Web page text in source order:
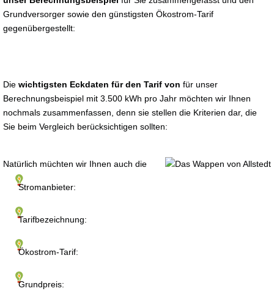
Grundversorger sowie den günstigsten Ökostrom-Tarif
gegenübergestellt:
Die wichtigsten Eckdaten für den Tarif von für unser
Berechnungsbeispiel mit 3.500 kWh pro Jahr möchten wir Ihnen
nochmals zusammenfassen, denn sie stellen die Kriterien dar, die
Sie beim Vergleich berücksichtigen sollten:
Stromanbieter:
Tarifbezeichnung:
Ökostrom-Tarif:
Grundpreis:
Natürlich müchten wir Ihnen auch die